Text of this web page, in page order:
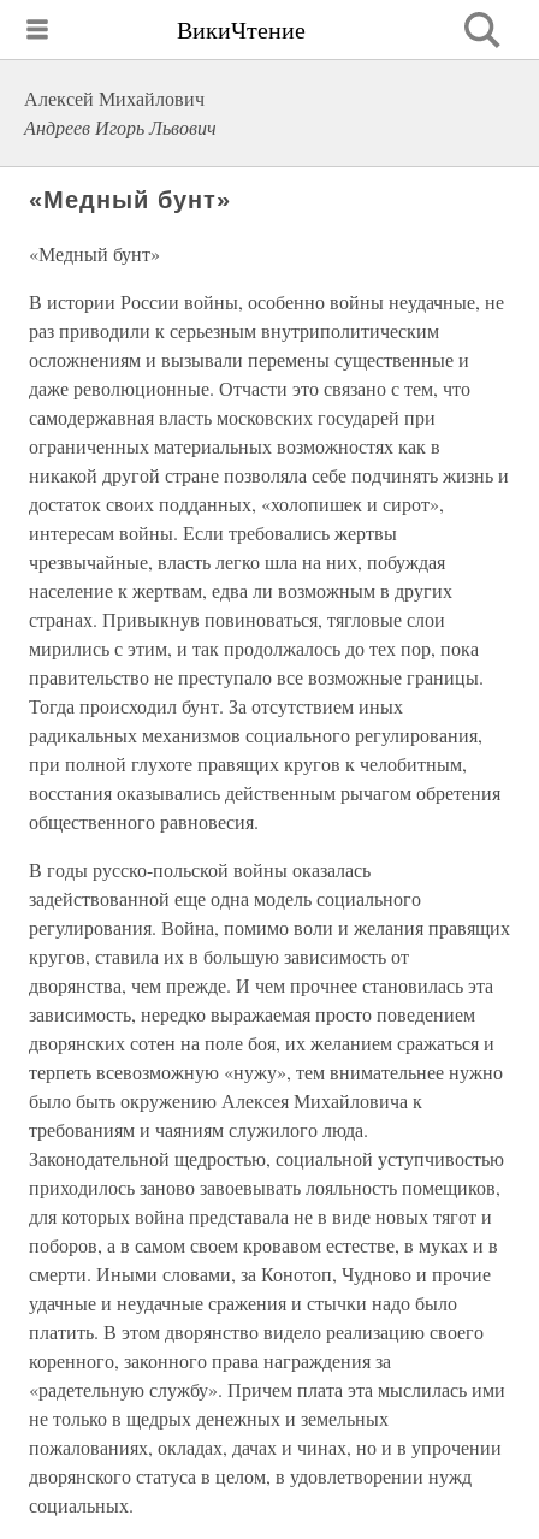
ВикиЧтение
Алексей Михайлович
Андреев Игорь Львович
«Медный бунт»
«Медный бунт»
В истории России войны, особенно войны неудачные, не
раз приводили к серьезным внутриполитическим
осложнениям и вызывали перемены существенные и
даже революционные. Отчасти это связано с тем, что
самодержавная власть московских государей при
ограниченных материальных возможностях как в
никакой другой стране позволяла себе подчинять жизнь и
достаток своих подданных, «холопишек и сирот»,
интересам войны. Если требовались жертвы
чрезвычайные, власть легко шла на них, побуждая
население к жертвам, едва ли возможным в других
странах. Привыкнув повиноваться, тягловые слои
мирились с этим, и так продолжалось до тех пор, пока
правительство не преступало все возможные границы.
Тогда происходил бунт. За отсутствием иных
радикальных механизмов социального регулирования,
при полной глухоте правящих кругов к челобитным,
восстания оказывались действенным рычагом обретения
общественного равновесия.
В годы русско-польской войны оказалась
задействованной еще одна модель социального
регулирования. Война, помимо воли и желания правящих
кругов, ставила их в большую зависимость от
дворянства, чем прежде. И чем прочнее становилась эта
зависимость, нередко выражаемая просто поведением
дворянских сотен на поле боя, их желанием сражаться и
терпеть всевозможную «нужу», тем внимательнее нужно
было быть окружению Алексея Михайловича к
требованиям и чаяниям служилого люда.
Законодательной щедростью, социальной уступчивостью
приходилось заново завоевывать лояльность помещиков,
для которых война представала не в виде новых тягот и
поборов, а в самом своем кровавом естестве, в муках и в
смерти. Иными словами, за Конотоп, Чудново и прочие
удачные и неудачные сражения и стычки надо было
платить. В этом дворянство видело реализацию своего
коренного, законного права награждения за
«радетельную службу». Причем плата эта мыслилась ими
не только в щедрых денежных и земельных
пожалованиях, окладах, дачах и чинах, но и в упрочении
дворянского статуса в целом, в удовлетворении нужд
социальных.